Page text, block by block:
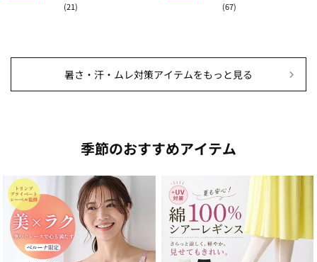
(21) (67)
暑さ・汗・ムレ対策アイテムをもっと見る
季節のおすすめアイテム